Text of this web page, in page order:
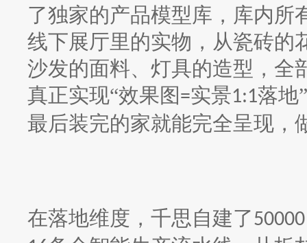
了独家的产品模型库，库内所
线下展厅里的实物，从瓷砖的
沙发的面料、灯具的造型，全
真正实现“效果图=实景1:1落地
最后装完的家就能完全呈现，
在落地维度，千思自建了50000